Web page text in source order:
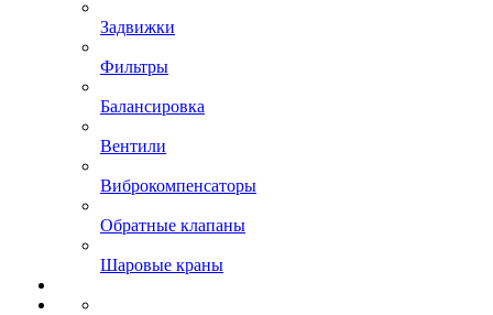
Задвижки
Фильтры
Балансировка
Вентили
Виброкомпенсаторы
Обратные клапаны
Шаровые краны